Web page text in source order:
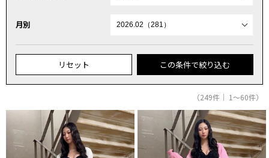
月別
リセット この条件で絞り込む
（249件｜ 1～60件）